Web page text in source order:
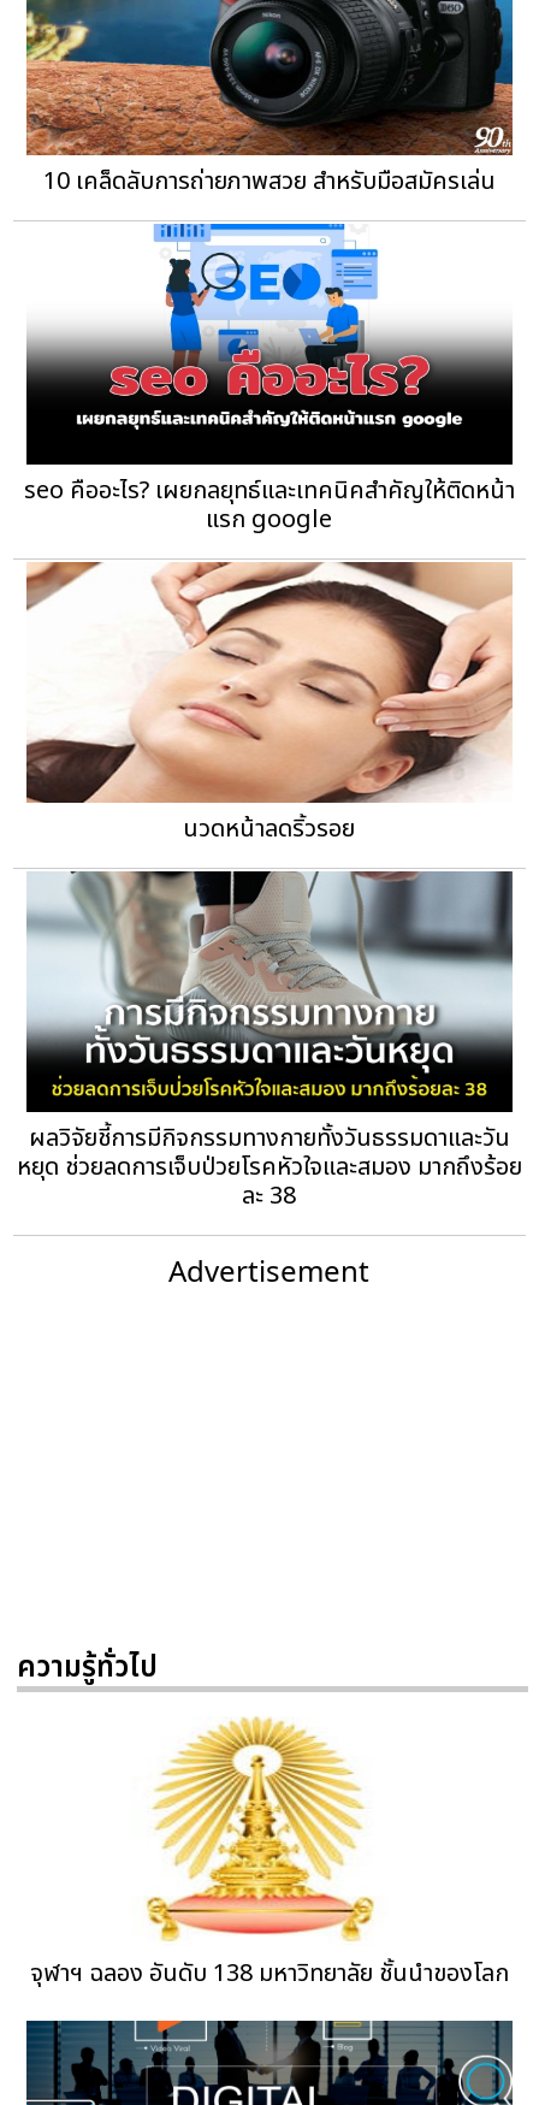
10 เคล็ดลับการถ่ายภาพสวย สำหรับมือสมัครเล่น
seo คืออะไร? เผยกลยุทธ์และเทคนิคสำคัญให้ติดหน้า
แรก google
นวดหน้าลดริ้วรอย
ผลวิจัยชี้การมีกิจกรรมทางกายทั้งวันธรรมดาและวัน
หยุด ช่วยลดการเจ็บป่วยโรคหัวใจและสมอง มากถึงร้อย
ละ 38
Advertisement
ความรู้ทั่วไป
จุฬาฯ ฉลอง อันดับ 138 มหาวิทยาลัย ชั้นนำของโลก